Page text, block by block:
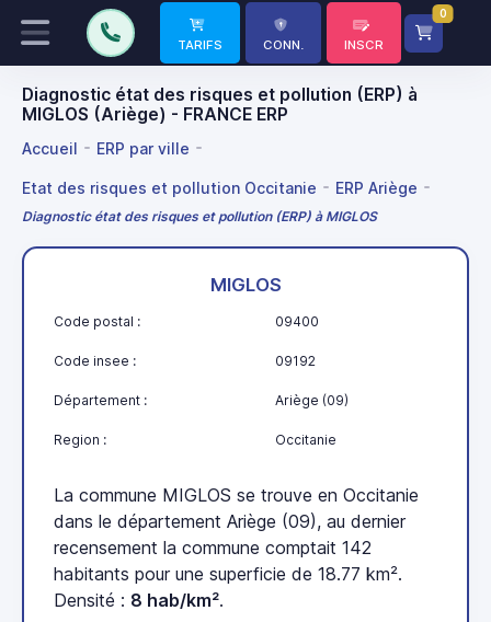
TARIFS CONN. INSCR
0
Diagnostic état des risques et pollution (ERP) à
MIGLOS (Ariège) - FRANCE ERP
Accueil ERP par ville
Etat des risques et pollution Occitanie ERP Ariège
Diagnostic état des risques et pollution (ERP) à MIGLOS
MIGLOS
Code postal : 09400
Code insee : 09192
Département : Ariège (09)
Region : Occitanie
La commune MIGLOS se trouve en Occitanie
dans le département Ariège (09), au dernier
recensement la commune comptait 142
habitants pour une superficie de 18.77 km².
Densité : 8 hab/km².